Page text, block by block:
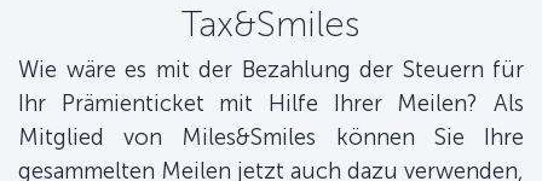
Tax&Smiles
Wie wäre es mit der Bezahlung der Steuern für
Ihr Prämienticket mit Hilfe Ihrer Meilen? Als
Mitglied von Miles&Smiles können Sie Ihre
gesammelten Meilen jetzt auch dazu verwenden,